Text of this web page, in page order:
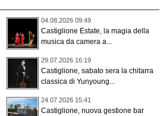
04.08.2026 09:49
Castiglione Estate, la magia della
musica da camera a...
29.07.2026 16:19
Castiglione, sabato sera la chitarra
classica di Yunyoung...
24.07.2026 15:41
Castiglione, nuova gestione bar